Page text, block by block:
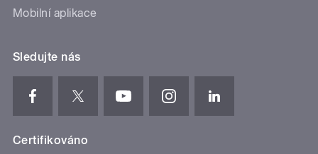
Mobilní aplikace
Sledujte nás
Certifikováno